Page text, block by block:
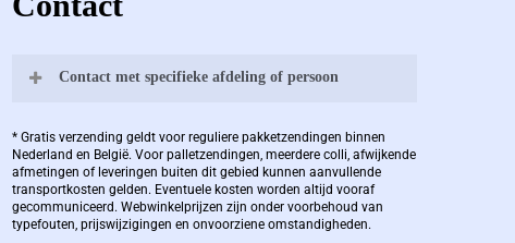
Contact met specifieke afdeling of persoon
Bernard Pauwels:
Zaakvoerder Berdo
bernard@berdo.be
* Gratis verzending geldt voor reguliere pakketzendingen binnen
Nederland en België. Voor palletzendingen, meerdere colli, afwijkende
afmetingen of leveringen buiten dit gebied kunnen aanvullende
transportkosten gelden. Eventuele kosten worden altijd vooraf
gecommuniceerd. Webwinkelprijzen zijn onder voorbehoud van
typefouten, prijswijzigingen en onvoorziene omstandigheden.